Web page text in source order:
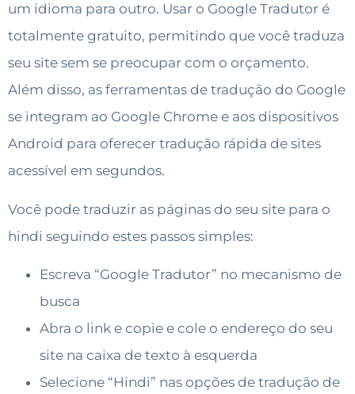
um idioma para outro. Usar o Google Tradutor é
totalmente gratuito, permitindo que você traduza
seu site sem se preocupar com o orçamento.
Além disso, as ferramentas de tradução do Google
se integram ao Google Chrome e aos dispositivos
Android para oferecer tradução rápida de sites
acessível em segundos.
Você pode traduzir as páginas do seu site para o
hindi seguindo estes passos simples:
Escreva “Google Tradutor” no mecanismo de
busca
Abra o link e copie e cole o endereço do seu
site na caixa de texto à esquerda
Selecione “Hindi” nas opções de tradução de